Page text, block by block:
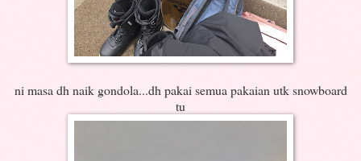
ni masa dh naik gondola...dh pakai semua pakaian utk snowboard
tu